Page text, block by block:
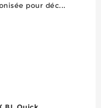
pour déc...